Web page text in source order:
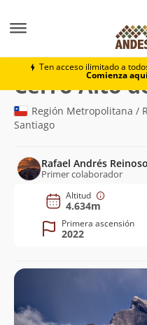
Ten acceso ilimitado a
Comienza
Cerro
Cerro Alto
Región Metropolitana /
Santiago
Rafael Andrés
Primer colaborador
Altitud
4.634m
Primera ascensión
2022